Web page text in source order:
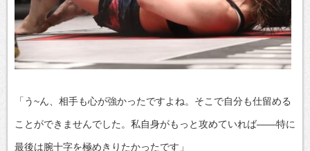
「う~ん、相手も心が強かったですよね。そこで自分も仕留める
ことができませんでした。私自身がもっと攻めていれば――特に
最後は腕十字を極めきりたかったです」